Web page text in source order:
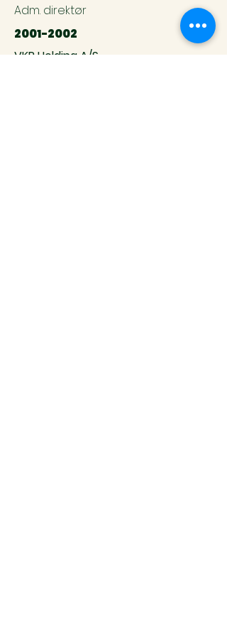
Adm. direktør
2001-2002
VKR Holding A/S